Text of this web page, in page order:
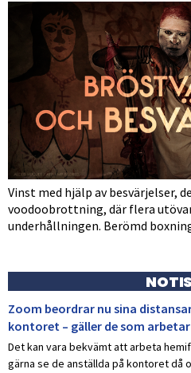
Vinst med hjälp av besvärjelser,
voodoobrottning, där flera
underhållningen. Berömd
Zoom beordrar nu sina
kontoret – gäller de som
Det kan vara bekvämt att arbeta
gärna se de anställda på kontoret då